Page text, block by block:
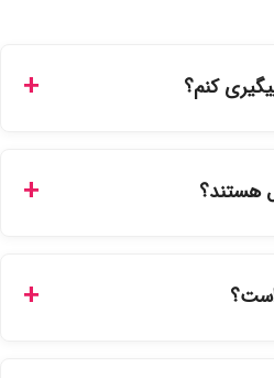
کنم؟
مرسوله را مشاهده کنید.هستند؟
و دارای بچ‌کد قابل استعلام هستند.